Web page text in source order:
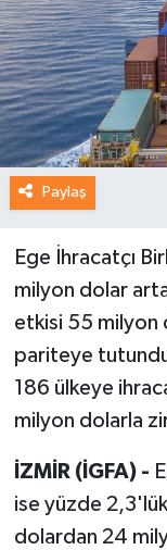
Paylaş
Ege İhracatçı
milyon dolar
etkisi 55 milyon
pariteye
186 ülkeye
milyon dolarla
İZMİR (İGFA) -
ise yüzde
dolardan 24